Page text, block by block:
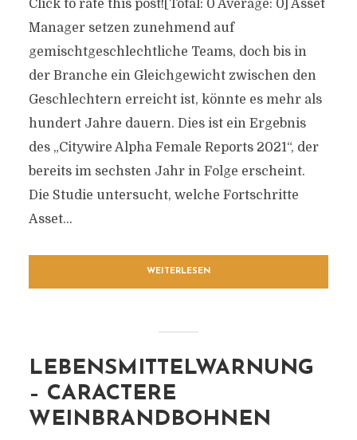
Click to rate this post![Total: 0 Average: 0] Asset
Manager setzen zunehmend auf
gemischtgeschlechtliche Teams, doch bis in
der Branche ein Gleichgewicht zwischen den
Geschlechtern erreicht ist, könnte es mehr als
hundert Jahre dauern. Dies ist ein Ergebnis
des „Citywire Alpha Female Reports 2021“, der
bereits im sechsten Jahr in Folge erscheint.
Die Studie untersucht, welche Fortschritte
Asset...
WEITERLESEN
LEBENSMITTELWARNUNG
– CARACTERE
WEINBRANDBOHNEN